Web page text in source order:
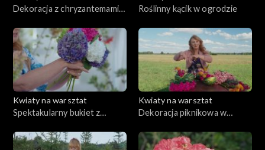
Dekoracja z chryzantemami
Roślinny kącik w ogrodzie
Kwiaty na warsztat
Spektakularny bukiet z
Kwiaty na warsztat
Dekoracja piknikowa w